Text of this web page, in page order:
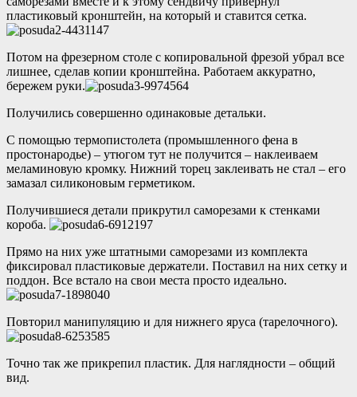
пластиковый кронштейн, на который и ставится сетка.
Потом на фрезерном столе с копировальной фрезой убрал все
лишнее, сделав копии кронштейна. Работаем аккуратно,
бережем руки.
Получились совершенно одинаковые детальки.
С помощью термопистолета (промышленного фена в
простонародье) – утюгом тут не получится – наклеиваем
меламиновую кромку. Нижний торец заклеивать не стал – его
замазал силиконовым герметиком.
Получившиеся детали прикрутил саморезами к стенками
короба.
Прямо на них уже штатными саморезами из комплекта
фиксировал пластиковые держатели. Поставил на них сетку и
поддон. Все встало на свои места просто идеально.
Повторил манипуляцию и для нижнего яруса (тарелочного).
Точно так же прикрепил пластик. Для наглядности – общий
вид.